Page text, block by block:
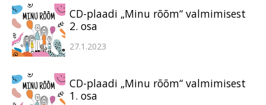
CD-plaadi „Minu rõõm“ valmimisest
2. osa
27.1.2023
CD-plaadi „Minu rõõm“ valmimisest
1. osa